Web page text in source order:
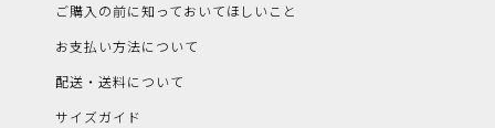
ご購入の前に知っておいてほしいこと
お支払い方法について
配送・送料について
サイズガイド